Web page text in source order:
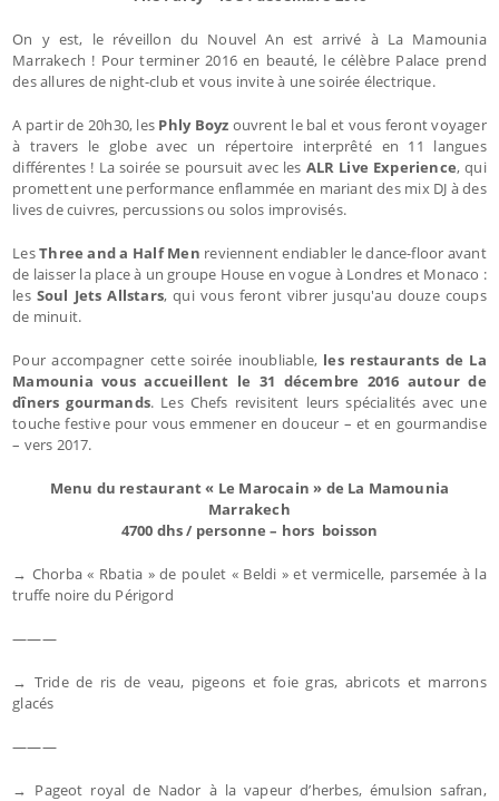
On y est, le réveillon du Nouvel An est arrivé à La Mamounia
Marrakech ! Pour terminer 2016 en beauté, le célèbre Palace prend
des allures de night-club et vous invite à une soirée électrique.
A partir de 20h30, les Phly Boyz ouvrent le bal et vous feront voyager
à travers le globe avec un répertoire interprêté en 11 langues
différentes ! La soirée se poursuit avec les ALR Live Experience, qui
promettent une performance enflammée en mariant des mix DJ à des
lives de cuivres, percussions ou solos improvisés.
LesThree and a Half Men reviennent endiabler le dance-floor avant
de laisser la place à un groupe House en vogue à Londres et Monaco :
lesSoul Jets Allstars, qui vous feront vibrer jusqu'au douze coups
de minuit.
Pour accompagner cette soirée inoubliable, les restaurants de La
Mamounia vous accueillent le 31 décembre 2016 autour de
dîners gourmands. Les Chefs revisitent leurs spécialités avec une
touche festive pour vous emmener en douceur – et en gourmandise
– vers 2017.
Menu du restaurant « Le Marocain » de La Mamounia
Marrakech
4700 dhs / personne – hors boisson
→ Chorba « Rbatia » de poulet « Beldi » et vermicelle, parsemée à la
truffe noire du Périgord
———
→ Tride de ris de veau, pigeons et foie gras, abricots et marrons
glacés
———
→ Pageot royal de Nador à la vapeur d’herbes, émulsion safran,